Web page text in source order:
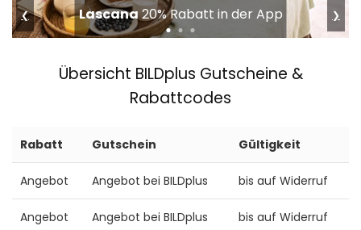
Lascana20% Rabatt in der App
❮ ❯
Übersicht BILDplus Gutscheine &
Rabattcodes
Rabatt Gutschein Gültigkeit
Angebot Angebot bei BILDplus bis auf Widerruf
Angebot Angebot bei BILDplus bis auf Widerruf